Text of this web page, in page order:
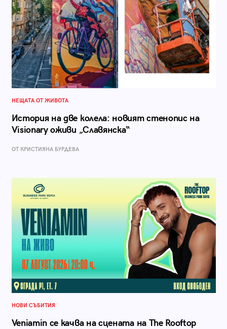
НЕЩАТА ОТ ЖИВОТА
История на две колела: новият стенопис на
Visionary оживи „Славянска“
ОТ КРИСТИЯНА БУРДЕВА
НОВИ СЪБИТИЯ
Veniamin се качва на сцената на The Rooftop